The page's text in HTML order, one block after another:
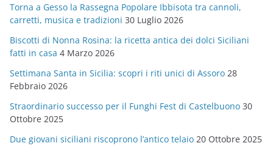
o
r
i
e
Torna a Gesso la Rassegna Popolare Ibbisota tra cannoli,
carretti, musica e tradizioni 30 Luglio 2026
Biscotti di Nonna Rosina: la ricetta antica dei dolci Siciliani
fatti in casa 4 Marzo 2026
Settimana Santa in Sicilia: scopri i riti unici di Assoro 28
Febbraio 2026
Straordinario successo per il Funghi Fest di Castelbuono 30
Ottobre 2025
Due giovani siciliani riscoprono l’antico telaio 20 Ottobre 2025